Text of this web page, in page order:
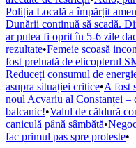
Poliția Locală a împărțit
Dunării continuă să scadă.
ar putea fi oprit în 5-6 zile
rezultate•Femeie scoasă
fost preluată de elicopterul
Reduceți consumul de
asupra situației critice•A fost
noul Acvariu al Constanței –
balcanic!•Valul de căldură
caniculă până sâmbătă•
fac primul pas spre proteste•